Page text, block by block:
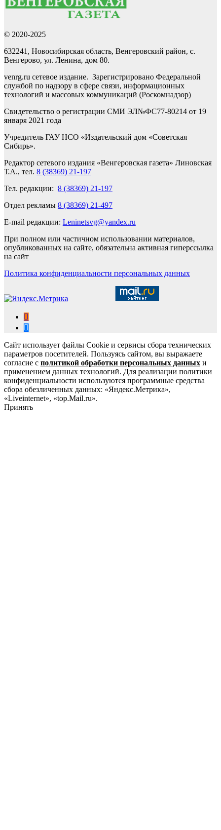
© 2020-2025
632241, Новосибирская область, Венгеровский район, с.
Венгерово, ул. Ленина, дом 80.
venrg.ru сетевое издание. Зарегистрировано Федеральной
службой по надзору в сфере связи, информационных
технологий и массовых коммуникаций (Роскомнадзор)
Свидетельство о регистрации СМИ ЭЛ№ФС77-80214 от 19
января 2021 года
Учредитель ГАУ НСО «Издательский дом «Советская
Сибирь».
Редактор сетевого издания «Венгеровская газета» Линовская
Т.А., тел. 8 (38369) 21-197
Тел. редакции: 8 (38369) 21-197
Отдел рекламы 8 (38369) 21-497
E-mail редакции: Leninetsvg@yandex.ru
При полном или частичном использовании материалов,
опубликованных на сайте, обязательна активная гиперссылка
на сайт
Политика конфиденциальности персональных данных
Сайт использует файлы Cookie и сервисы сбора технических
параметров посетителей. Пользуясь сайтом, вы выражаете
согласие с политикой обработки персональных данных и
применением данных технологий. Для реализации политики
конфиденциальности используются программные средства
сбора обезличенных данных: «Яндекс.Метрика»,
«Liveinternet», «top.Mail.ru».
Принять